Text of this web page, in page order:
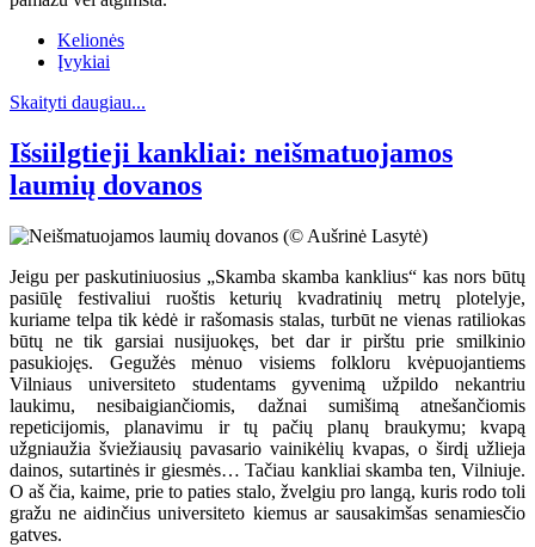
Kelionės
Įvykiai
Skaityti daugiau...
Išsiilgtieji kankliai: neišmatuojamos
laumių dovanos
Jeigu per paskutiniuosius „Skamba skamba kanklius“ kas nors būtų
pasiūlę festivaliui ruoštis keturių kvadratinių metrų plotelyje,
kuriame telpa tik kėdė ir rašomasis stalas, turbūt ne vienas ratiliokas
būtų ne tik garsiai nusijuokęs, bet dar ir pirštu prie smilkinio
pasukiojęs. Gegužės mėnuo visiems folkloru kvėpuojantiems
Vilniaus universiteto studentams gyvenimą užpildo nekantriu
laukimu, nesibaigiančiomis, dažnai sumišimą atnešančiomis
repeticijomis, planavimu ir tų pačių planų braukymu; kvapą
užgniaužia šviežiausių pavasario vainikėlių kvapas, o širdį užlieja
dainos, sutartinės ir giesmės… Tačiau kankliai skamba ten, Vilniuje.
O aš čia, kaime, prie to paties stalo, žvelgiu pro langą, kuris rodo toli
gražu ne aidinčius universiteto kiemus ar sausakimšas senamiesčio
gatves.